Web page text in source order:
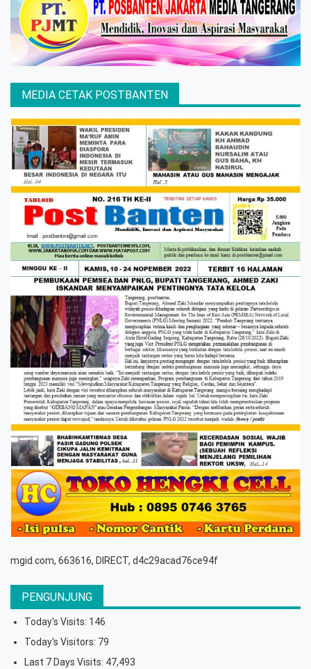
MEDIA CETAK POSTBANTEN
mgid.com, 663616, DIRECT, d4c29acad76ce94f
PENGUNJUNG
Today's Visits: 146
Today's Visitors: 79
Last 7 Days Visits: 47,493